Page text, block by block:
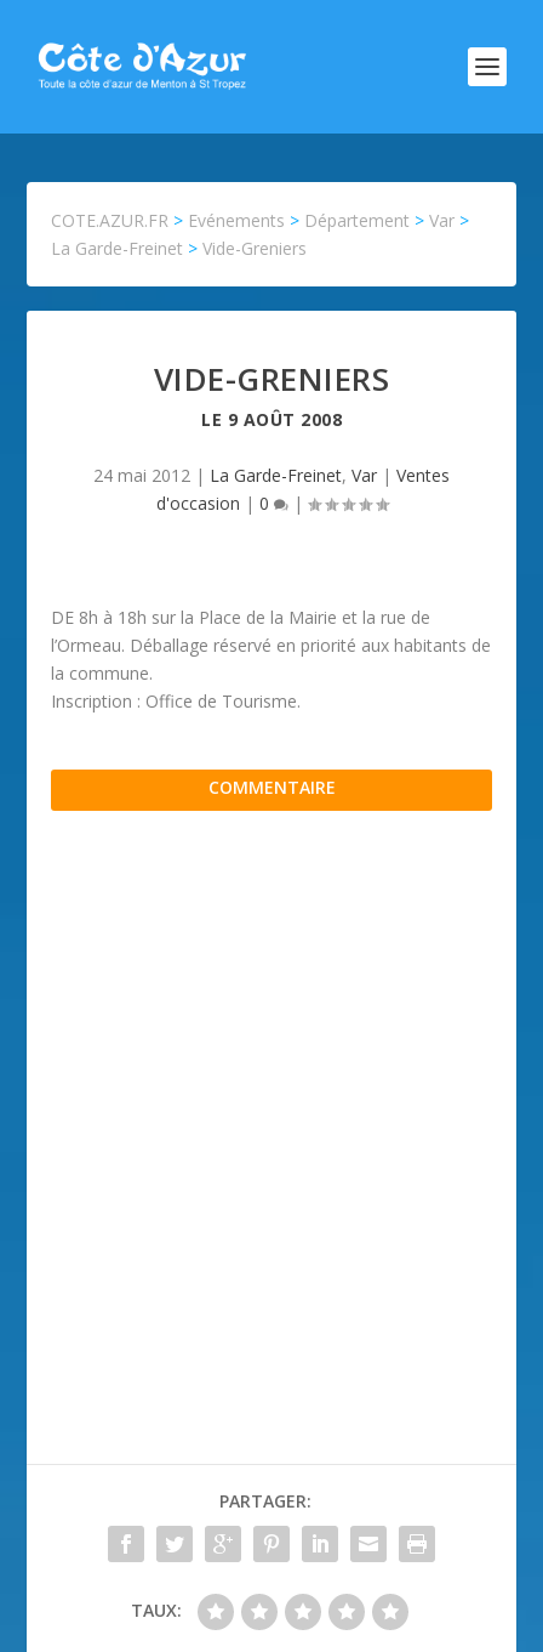
COTE.AZUR.FR > Evénements > Département >Var >
La Garde-Freinet >Vide-Greniers
VIDE-GRENIERS
LE 9 AOÛT 2008
24 mai 2012 | La Garde-Freinet, Var | Ventes
d'occasion | 0 |
DE 8h à 18h sur la Place de la Mairie et la rue de
l’Ormeau. Déballage réservé en priorité aux habitants de
la commune.
Inscription : Office de Tourisme.
COMMENTAIRE
PARTAGER:
TAUX: